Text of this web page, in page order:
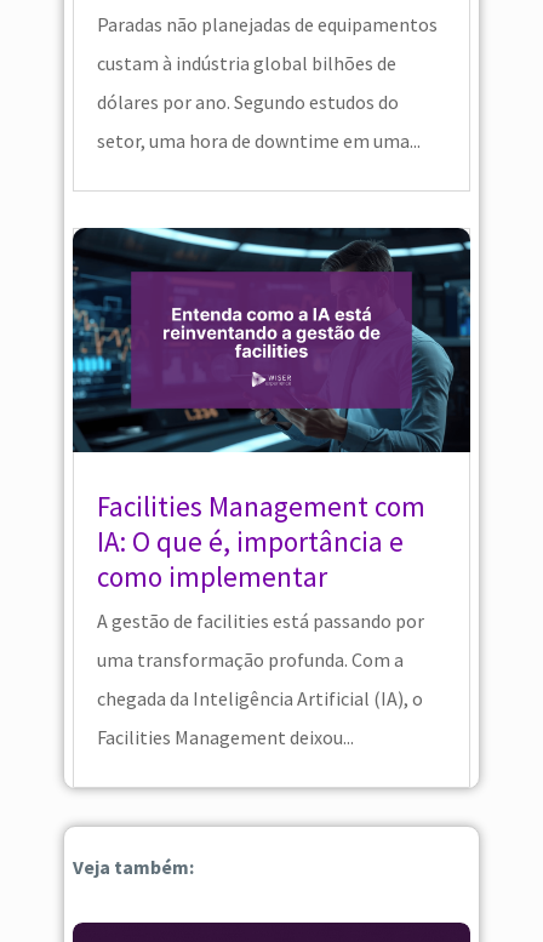
Paradas não planejadas de equipamentos
custam à indústria global bilhões de
dólares por ano. Segundo estudos do
setor, uma hora de downtime em uma...
Facilities Management com
IA: O que é, importância e
como implementar
A gestão de facilities está passando por
uma transformação profunda. Com a
chegada da Inteligência Artificial (IA), o
Facilities Management deixou...
Veja também: